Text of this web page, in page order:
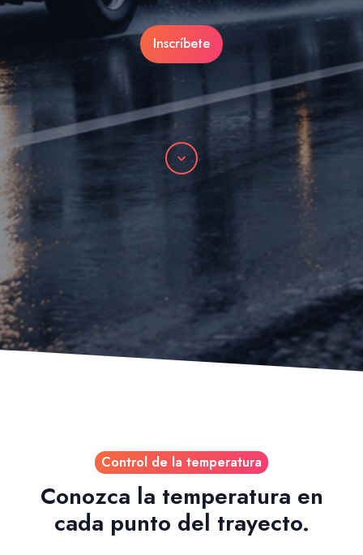
Inscríbete
Desplácese
Control de la temperatura
Conozca la temperatura en
cada punto del trayecto.